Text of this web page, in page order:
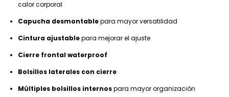
calor corporal
Capucha desmontablepara mayor versatilidad
Cintura ajustablepara mejorar el ajuste
Cierre frontal waterproof
Bolsillos laterales con cierre
Múltiples bolsillos internospara mayor organización